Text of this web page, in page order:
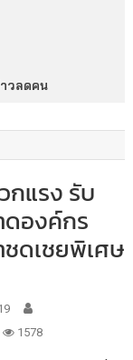
วลดคน
กแรง รับ
ดองค์กร
ดเชยพิเศษ
1578